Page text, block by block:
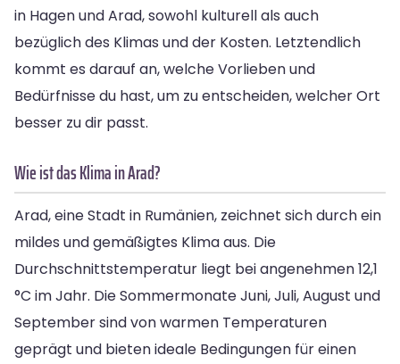
in Hagen und Arad, sowohl kulturell als auch
bezüglich des Klimas und der Kosten. Letztendlich
kommt es darauf an, welche Vorlieben und
Bedürfnisse du hast, um zu entscheiden, welcher Ort
besser zu dir passt.
Wie ist das Klima in Arad?
Arad, eine Stadt in Rumänien, zeichnet sich durch ein
mildes und gemäßigtes Klima aus. Die
Durchschnittstemperatur liegt bei angenehmen 12,1
°C im Jahr. Die Sommermonate Juni, Juli, August und
September sind von warmen Temperaturen
geprägt und bieten ideale Bedingungen für einen